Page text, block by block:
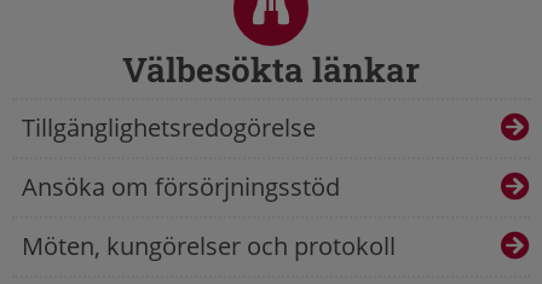
Välbesökta länkar
Tillgänglighetsredogörelse
Ansöka om försörjningsstöd
Möten, kungörelser och protokoll